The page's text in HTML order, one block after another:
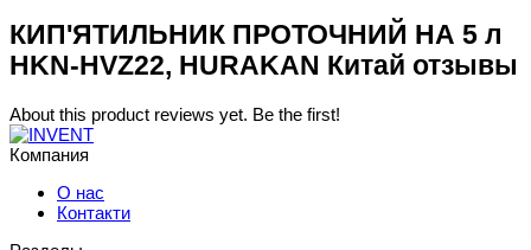
КИП'ЯТИЛЬНИК ПРОТОЧНИЙ НА 5 л
HKN-HVZ22, HURAKAN Китай отзывы
About this product reviews yet. Be the first!
Компания
О нас
Контакти